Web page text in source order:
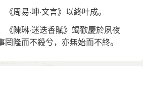
周易·坤·文言》以終叶成。
《陳琳·迷迭香賦》竭歡慶於夙夜
隆而不殺兮，亦無始而不終。